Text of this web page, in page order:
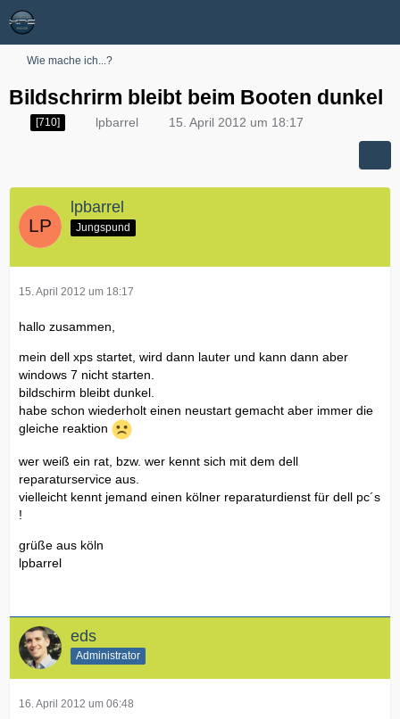
Wie mache ich...?
Bildschrirm bleibt beim Booten dunkel
[710] lpbarrel 15. April 2012 um 18:17
lpbarrel
Jungspund
15. April 2012 um 18:17
hallo zusammen,
mein dell xps startet, wird dann lauter und kann dann aber
windows 7 nicht starten.
bildschirm bleibt dunkel.
habe schon wiederholt einen neustart gemacht aber immer die
gleiche reaktion
wer weiß ein rat, bzw. wer kennt sich mit dem dell
reparaturservice aus.
vielleicht kennt jemand einen kölner reparaturdienst für dell pc´s
!
grüße aus köln
lpbarrel
eds
Administrator
16. April 2012 um 06:48